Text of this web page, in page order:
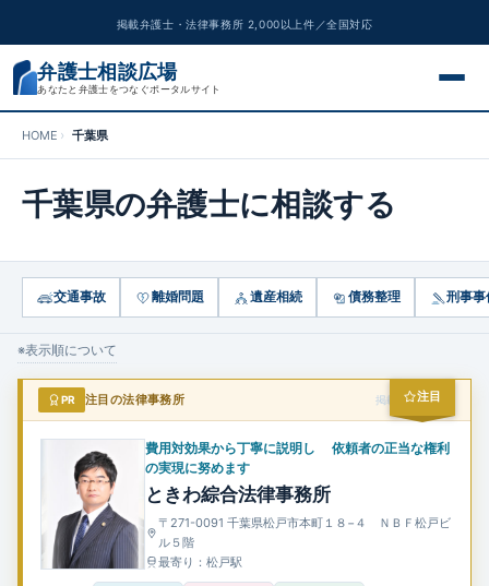
掲載弁護士・法律事務所 2,000以上件／全国対応
弁護士相談広場
あなたと弁護士をつなぐポータルサイト
交通事故
離婚問題
遺産相続
債務整理
刑事事件
労働問題
企業法務
HOME 千葉県
千葉県の弁護士に相談する
交通事故 離婚問題 遺産相続 債務整理 刑事事
※表示順について
注目
PR 注目の法律事務所 掲載スポンサー
費用対効果から丁寧に説明し 依頼者の正当な権利
の実現に努めます
ときわ綜合法律事務所
〒271-0091 千葉県松戸市本町１８−４ ＮＢＦ松戸ビ
ル５階
最寄り：松戸駅